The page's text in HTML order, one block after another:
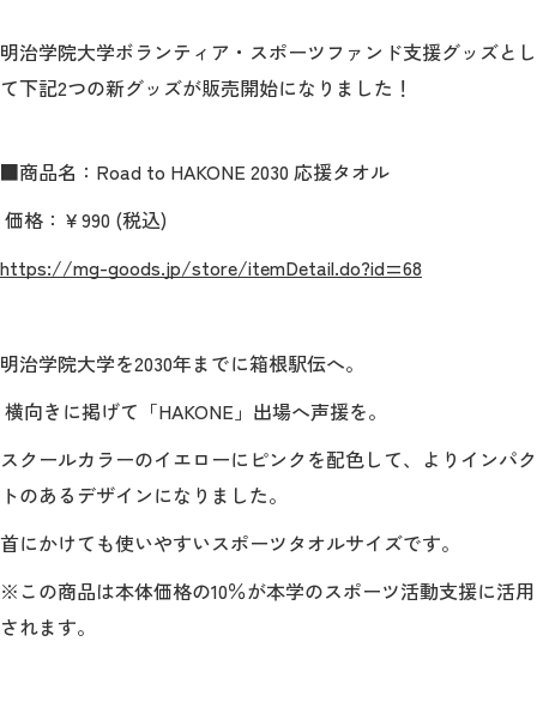
留学・国際交流
キャリア
生涯学習・社会連携
入試情報サイト
2026年9月入学者向け 新入生サイト
MGグッズ オンラインショップ
（外部サイト）
明治学院大学ボランティア・スポーツファンド支援グッズとし
て下記2つの新グッズが販売開始になりました！
■商品名： Road to HAKONE 2030応援タオル
価格：￥990 (税込)
https://mg-goods.jp/store/itemDetail.do?id=68
明治学院大学を2030年までに箱根駅伝へ。
横向きに掲げて「HAKONE 」出場へ声援を。
スクールカラーのイエローにピンクを配色して、よりインパク
トのあるデザインになりました。
首にかけても使いやすいスポーツタオルサイズです。
※この商品は本体価格の10％が本学のスポーツ活動支援に活用
されます。